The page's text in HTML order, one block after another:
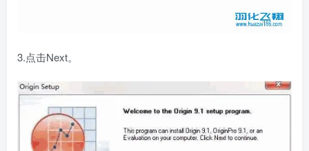
3.点击Next。